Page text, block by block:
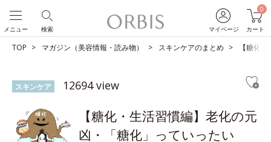
マイページ
0
カート
検索
メニュー
TOP マガジン（美容情報・読み物） スキンケアのまとめ 【糖化
スキンケア 12694 view
【糖化・生活習慣編】老化の元
凶・「糖化」っていったい